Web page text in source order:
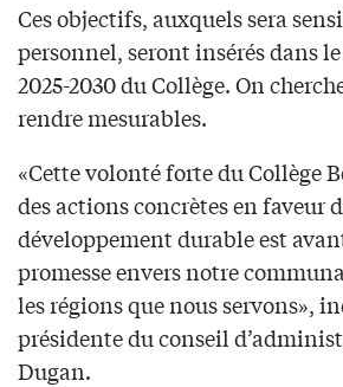
Ces objectifs, auxquels sera
personnel, seront insérés dans
2025-2030 du Collège. On
rendre mesurables.
«Cette volonté forte du Collège
des actions concrètes en faveur
développement durable est
promesse envers notre
les régions que nous servons»,
présidente du conseil
Dugan.